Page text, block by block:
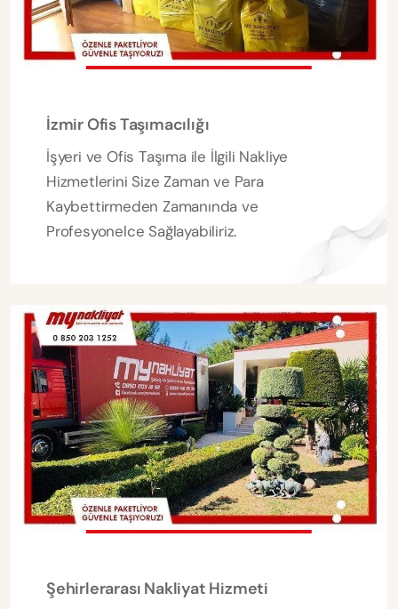
İzmir Ofis Taşımacılığı
İşyeri ve Ofis Taşıma ile İlgili Nakliye
Hizmetlerini Size Zaman ve Para
Kaybettirmeden Zamanında ve
Profesyonelce Sağlayabiliriz.
Şehirlerarası Nakliyat Hizmeti